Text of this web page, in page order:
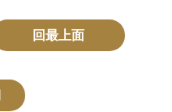
回最上面